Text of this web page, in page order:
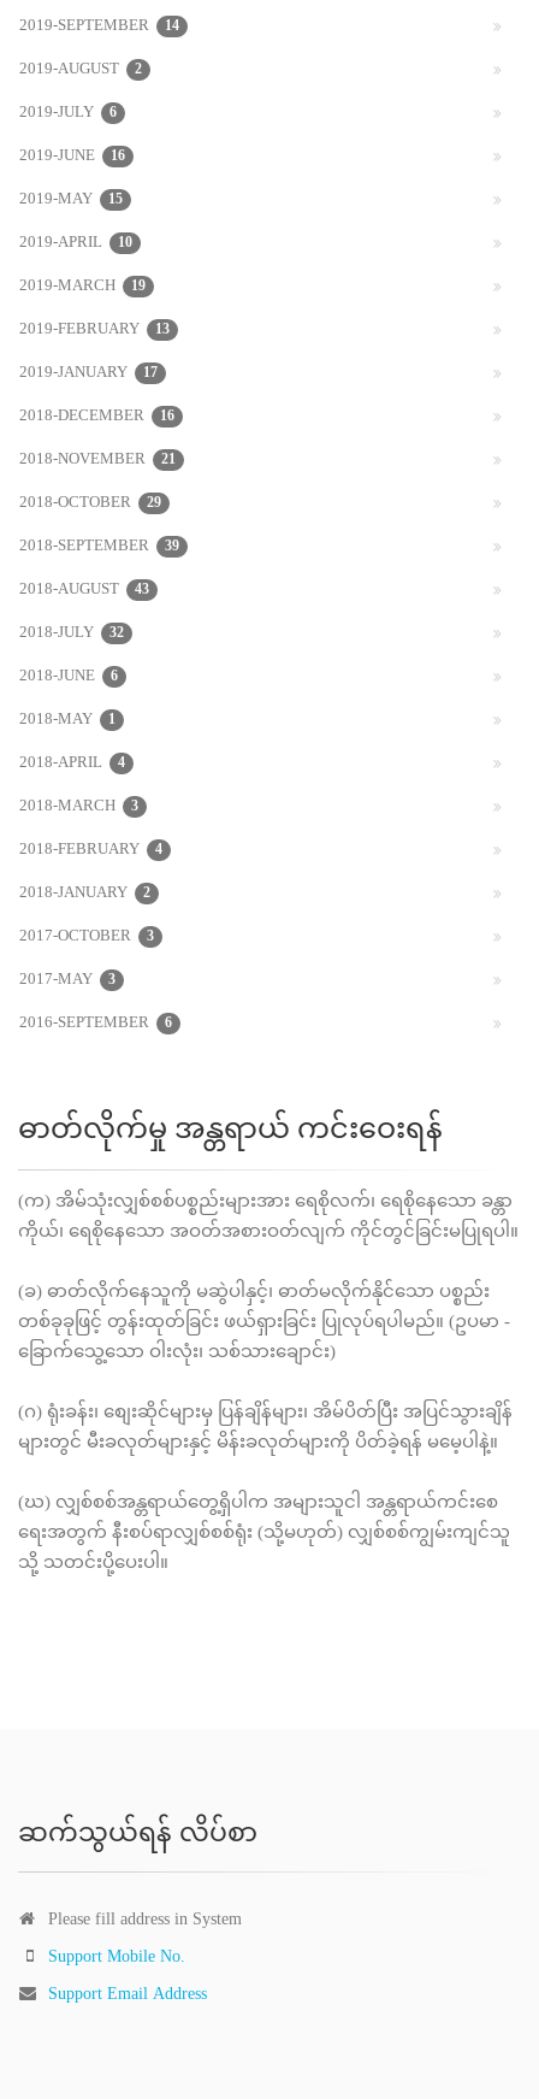
2019-SEPTEMBER 14
2019-AUGUST 2
2019-JULY 6
2019-JUNE 16
2019-MAY 15
2019-APRIL 10
2019-MARCH 19
2019-FEBRUARY 13
2019-JANUARY 17
2018-DECEMBER 16
2018-NOVEMBER 21
2018-OCTOBER 29
2018-SEPTEMBER 39
2018-AUGUST 43
2018-JULY 32
2018-JUNE 6
2018-MAY 1
2018-APRIL 4
2018-MARCH 3
2018-FEBRUARY 4
2018-JANUARY 2
2017-OCTOBER 3
2017-MAY 3
2016-SEPTEMBER 6
ဓာတ်လိုက်မှု အန္တရာယ် ကင်းဝေးရန်
(က) အိမ်သုံးလျှစ်စစ်ပစ္စည်းများအား ရေစိုလက်၊ ရေစိုနေသော ခန္တာ
ကိုယ်၊ ရေစိုနေသော အဝတ်အစားဝတ်လျက် ကိုင်တွင်ခြင်းမပြုရပါ။
(ခ) ဓာတ်လိုက်နေသူကို မဆွဲပါနှင့်၊ ဓာတ်မလိုက်နိုင်သော ပစ္စည်း
တစ်ခုခုဖြင့် တွန်းထုတ်ခြင်း ဖယ်ရှားခြင်း ပြုလုပ်ရပါမည်။ (ဥပမာ -
ခြောက်သွေ့သော ဝါးလုံး၊ သစ်သားချောင်း)
(ဂ) ရုံးခန်း၊ စျေးဆိုင်များမှ ပြန်ချိန်များ၊ အိမ်ပိတ်ပြီး အပြင်သွားချိန်
များတွင် မီးခလုတ်များနှင့် မိန်းခလုတ်များကို ပိတ်ခဲ့ရန် မမေ့ပါနဲ့။
(ဃ) လျှစ်စစ်အန္တရာယ်တွေ့ရှိပါက အများသူငါ အန္တရာယ်ကင်းစေ
ရေးအတွက် နီးစပ်ရာလျှစ်စစ်ရုံး (သို့မဟုတ်) လျှစ်စစ်ကျွမ်းကျင်သူ
သို့ သတင်းပို့ပေးပါ။
ဆက်သွယ်ရန် လိပ်စာ
Please fill address in System
Support Mobile No.
Support Email Address